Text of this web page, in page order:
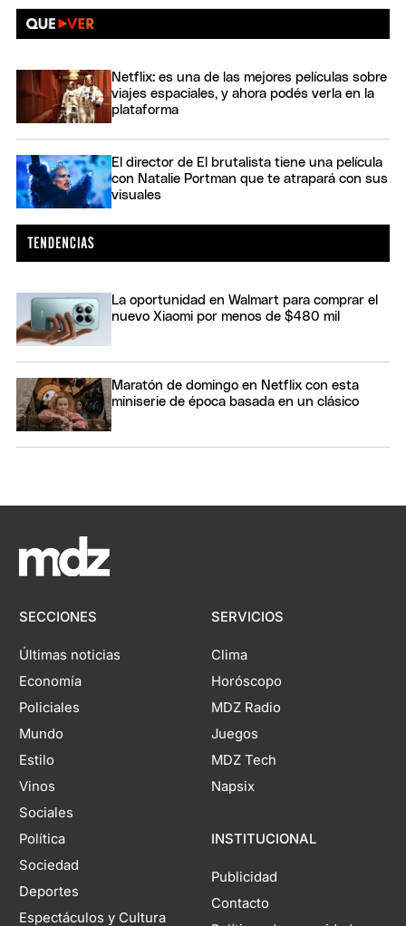
Netflix: es una de las mejores películas sobre
viajes espaciales, y ahora podés verla en la
plataforma
El director de El brutalista tiene una película
con Natalie Portman que te atrapará con sus
visuales
La oportunidad en Walmart para comprar el
nuevo Xiaomi por menos de $480 mil
Maratón de domingo en Netflix con esta
miniserie de época basada en un clásico
SECCIONES
Últimas noticias
Economía
Policiales
Mundo
Estilo
Vinos
Sociales
Política
Sociedad
Deportes
Espectáculos y Cultura
SERVICIOS
Clima
Horóscopo
MDZ Radio
Juegos
MDZ Tech
Napsix
INSTITUCIONAL
Publicidad
Contacto